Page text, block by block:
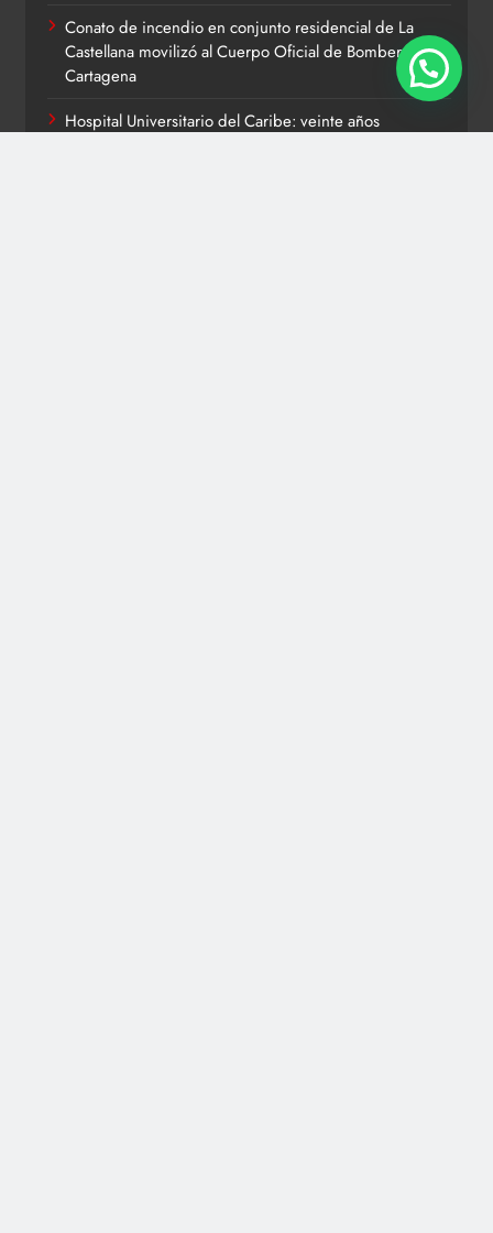
Conato de incendio en conjunto residencial de La
Castellana movilizó al Cuerpo Oficial de Bomberos de
Cartagena
Hospital Universitario del Caribe: veinte años